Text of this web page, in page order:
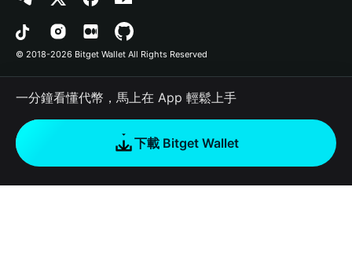
品牌資源
工作機會
Prediction Markets
DApp
RWA
如何購買加密貨幣
合約檢測
批次轉帳
Avalanche
Bitcoin
Polygon
隱私協議
用戶使用協議
© 2018-2026 Bitget Wallet All Rights Reserved
一分鐘看懂代幣，馬上在 App 輕鬆上手
下載 Bitget Wallet